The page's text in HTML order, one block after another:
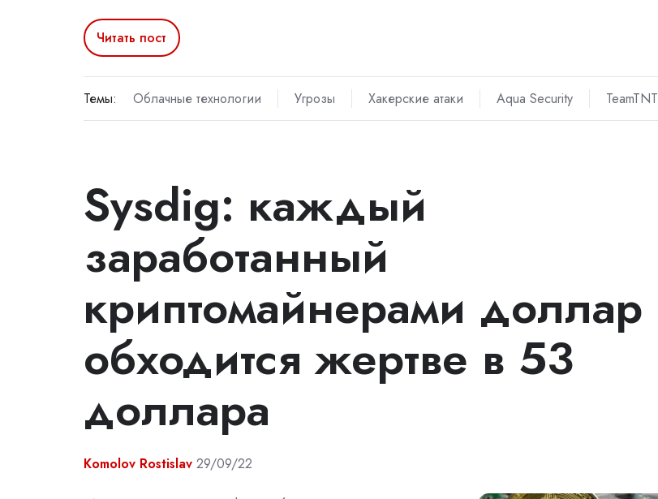
Читать пост
Темы: Облачные технологии Угрозы Хакерские атаки Aqua Security TeamTNT
Sysdig: каждый
заработанный
криптомайнерами доллар
обходится жертве в 53
доллара
Komolov Rostislav 29/09/22